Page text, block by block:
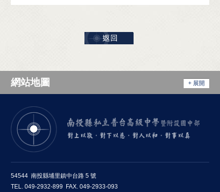
網站地圖 + 展開
54544 南投縣埔里鎮中台路 5 號
TEL. 049-2932-899 FAX. 049-2933-093